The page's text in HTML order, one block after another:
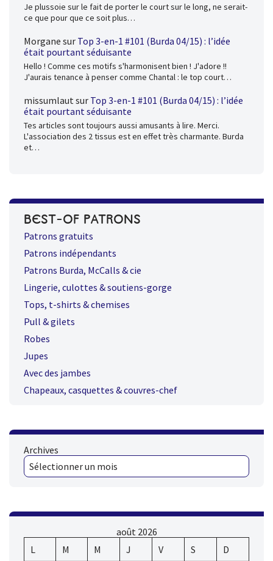
Je plussoie sur le fait de porter le court sur le long, ne serait-
ce que pour que ce soit plus…
Morgane sur Top 3-en-1 #101 (Burda 04/15) : l’idée
était pourtant séduisante
Hello ! Comme ces motifs s'harmonisent bien ! J'adore !!
J'aurais tenance à penser comme Chantal : le top court…
missumlaut sur Top 3-en-1 #101 (Burda 04/15) : l’idée
était pourtant séduisante
Tes articles sont toujours aussi amusants à lire. Merci.
L'association des 2 tissus est en effet très charmante. Burda
et…
BEST-OF PATRONS
Patrons gratuits
Patrons indépendants
Patrons Burda, McCalls & cie
Lingerie, culottes & soutiens-gorge
Tops, t-shirts & chemises
Pull & gilets
Robes
Jupes
Avec des jambes
Chapeaux, casquettes & couvres-chef
Archives
août 2026
L
M M J V S D